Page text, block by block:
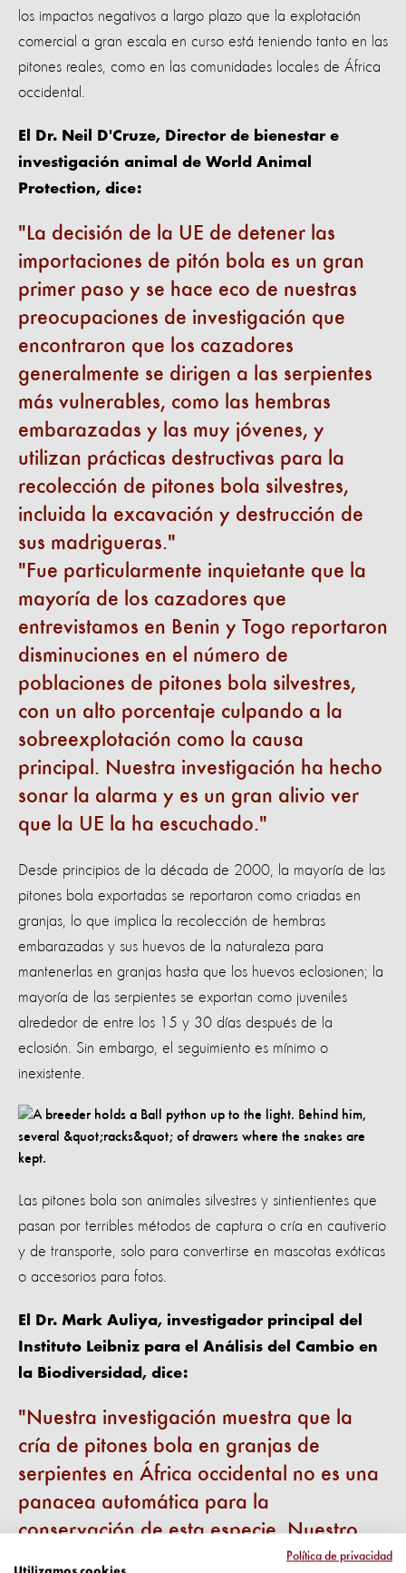
los impactos negativos a largo plazo que la explotación
comercial a gran escala en curso está teniendo tanto en las
pitones reales, como en las comunidades locales de África
occidental.
El Dr. Neil D'Cruze, Director de bienestar e
investigación animal de World Animal
Protection, dice:
La decisión de la UE de detener las
importaciones de pitón bola es un gran
primer paso y se hace eco de nuestras
preocupaciones de investigación que
encontraron que los cazadores
generalmente se dirigen a las serpientes
más vulnerables, como las hembras
embarazadas y las muy jóvenes, y
utilizan prácticas destructivas para la
recolección de pitones bola silvestres,
incluida la excavación y destrucción de
sus madrigueras.
Fue particularmente inquietante que la
mayoría de los cazadores que
entrevistamos en Benin y Togo reportaron
disminuciones en el número de
poblaciones de pitones bola silvestres,
con un alto porcentaje culpando a la
sobreexplotación como la causa
principal. Nuestra investigación ha hecho
sonar la alarma y es un gran alivio ver
que la UE la ha escuchado.
Desde principios de la década de 2000, la mayoría de las
pitones bola exportadas se reportaron como criadas en
granjas, lo que implica la recolección de hembras
embarazadas y sus huevos de la naturaleza para
mantenerlas en granjas hasta que los huevos eclosionen; la
mayoría de las serpientes se exportan como juveniles
alrededor de entre los 15 y 30 días después de la
eclosión. Sin embargo, el seguimiento es mínimo o
inexistente.
Las pitones bola son animales silvestres y sintientientes que
pasan por terribles métodos de captura o cría en cautiverio
y de transporte, solo para convertirse en mascotas exóticas
o accesorios para fotos.
El Dr. Mark Auliya, investigador principal del
Instituto Leibniz para el Análisis del Cambio en
la Biodiversidad, dice:
Nuestra investigación muestra que la
cría de pitones bola en granjas de
serpientes en África occidental no es una
panacea automática para la
conservación de esta especie. Nuestro
análisis genético de pitones bolaPolítica de privacidad